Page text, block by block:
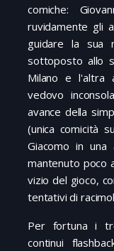
comiche:
ruvidamente gli
guidare la sua
sottoposto allo
Milano e l'altra
vedovo
avance della
(unica comicità
Giacomo in una
mantenuto poco
vizio del gioco,
tentativi di
Per fortuna i
continui